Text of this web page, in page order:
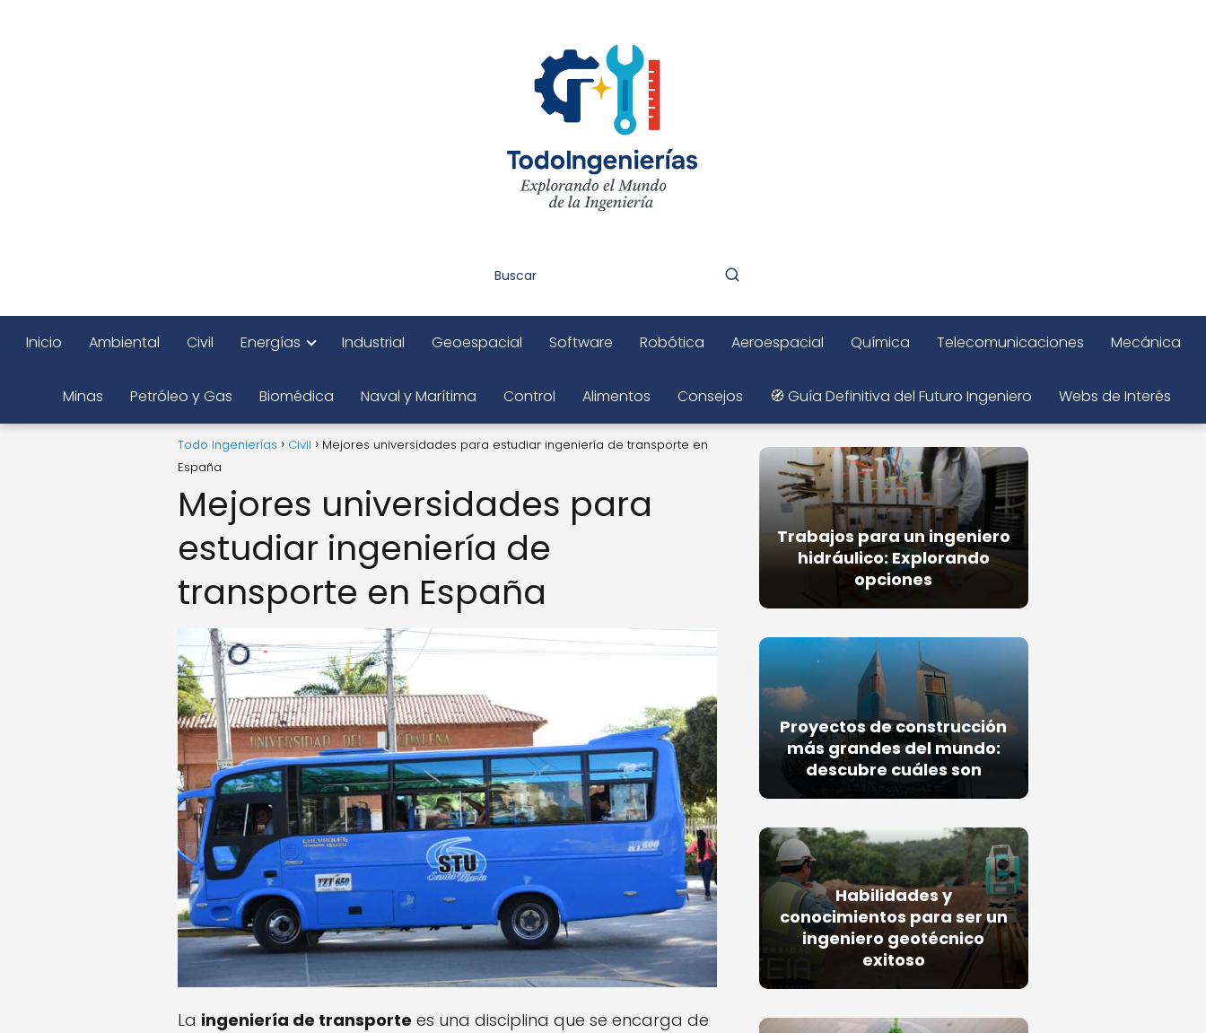
Inicio Ambiental Civil Energías Industrial Geoespacial Software Robótica Aeroespacial Química Telecomunicaciones Mecánica
Minas Petróleo y Gas Biomédica Naval y Marítima Control Alimentos Consejos 🧭 Guía Definitiva del Futuro Ingeniero Webs de Interés
Todo Ingenierías Civil
Mejores universidades para estudiar ingeniería de transporte en
España
Mejores universidades para
estudiar ingeniería de
transporte en España
La ingeniería de transporte es una disciplina que se encarga de
Trabajos para un ingeniero
hidráulico: Explorando
opciones
Proyectos de construcción
más grandes del mundo:
descubre cuáles son
Habilidades y
conocimientos para ser un
ingeniero geotécnico
exitoso